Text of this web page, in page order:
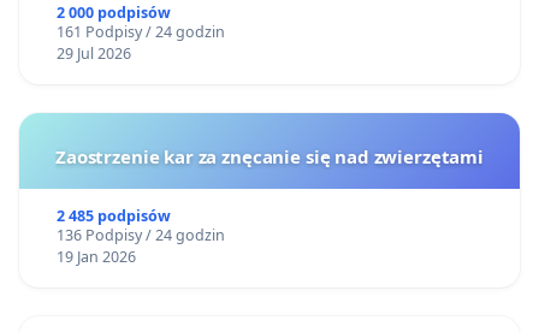
2 000 podpisów
161 Podpisy / 24 godzin
29 Jul 2026
Zaostrzenie kar za znęcanie się nad zwierzętami
2 485 podpisów
136 Podpisy / 24 godzin
19 Jan 2026